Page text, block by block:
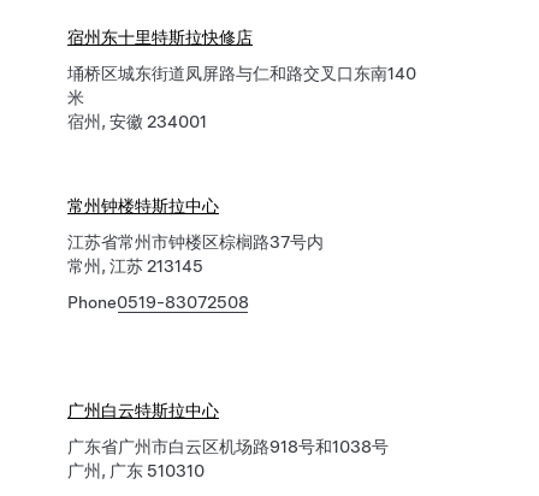
宿州东十里特斯拉快修店
埇桥区城东街道凤屏路与仁和路交叉口东南140
米
宿州, 安徽 234001
常州钟楼特斯拉中心
江苏省常州市钟楼区棕榈路37号内
常州, 江苏 213145
Phone0519-83072508
广州白云特斯拉中心
广东省广州市白云区机场路918号和1038号
广州, 广东 510310